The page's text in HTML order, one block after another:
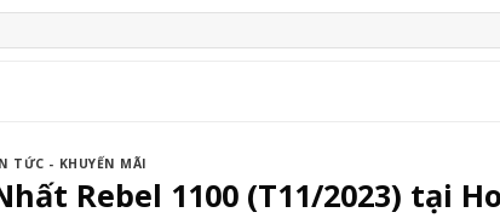
TỨC - KHUYẾN MÃI
Rebel 1100 (T11/2023) tại